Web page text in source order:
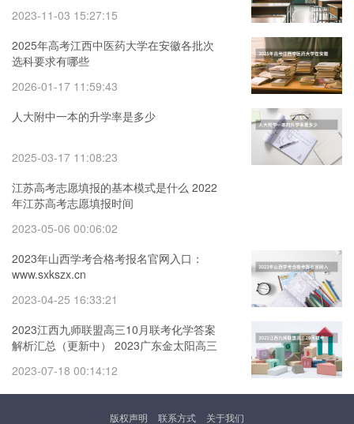
2023-11-03 15:27:15
2025年高考江西中医药大学在安徽各批次
选科要求有哪些
2026-01-17 11:59:43
人大附中一本的升学率是多少
2025-03-17 11:08:23
江苏高考志愿填报的基本模式是什么 2022
年江苏高考志愿填报时间
2023-05-06 00:06:02
2023年山西学考合格考报名官网入口：
www.sxkszx.cn
2023-04-25 16:33:21
2023江西九师联盟高三10月联考化学答案
解析汇总（更新中） 2023广东金太阳高三
更新）
2023-07-18 00:14:12
版权声明 联系方式 关于我们